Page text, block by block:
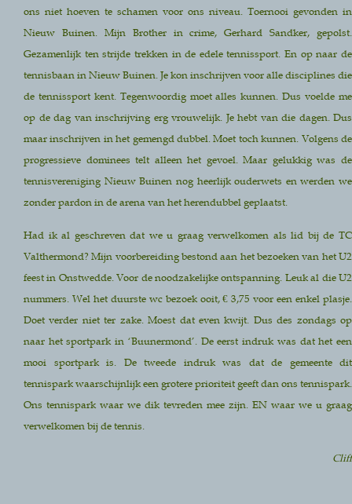
ons niet hoeven te schamen voor ons niveau. Toernooi gevonden in
Nieuw Buinen. Mijn Brother in crime, Gerhard Sandker, gepolst.
Gezamenlijk ten strijde trekken in de edele tennissport. En op naar de
tennisbaan in Nieuw Buinen. Je kon inschrijven voor alle disciplines die
de tennissport kent. Tegenwoordig moet alles kunnen. Dus voelde me
op de dag van inschrijving erg vrouwelijk. Je hebt van die dagen. Dus
maar inschrijven in het gemengd dubbel. Moet toch kunnen. Volgens de
progressieve dominees telt alleen het gevoel. Maar gelukkig was de
tennisvereniging Nieuw Buinen nog heerlijk ouderwets en werden we
zonder pardon in de arena van het herendubbel geplaatst.
Had ik al geschreven dat we u graag verwelkomen als lid bij de TC
Valthermond? Mijn voorbereiding bestond aan het bezoeken van het U2
feest in Onstwedde. Voor de noodzakelijke ontspanning. Leuk al die U2
nummers. Wel het duurste wc bezoek ooit, € 3,75 voor een enkel plasje.
Doet verder niet ter zake. Moest dat even kwijt. Dus des zondags op
naar het sportpark in ‘Buunermond’. De eerst indruk was dat het een
mooi sportpark is. De tweede indruk was dat de gemeente dit
tennispark waarschijnlijk een grotere prioriteit geeft dan ons tennispark.
Ons tennispark waar we dik tevreden mee zijn. EN waar we u graag
verwelkomen bij de tennis.
Cliff